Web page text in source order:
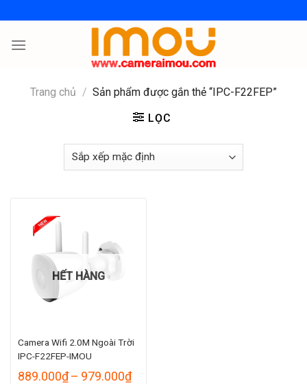
to
content
Trang chủ / Sản phẩm được gắn thẻ “IPC-F22FEP”
LỌC
HẾT HÀNG
Camera Wifi 2.0M Ngoài Trời
IPC-F22FEP-IMOU
889.000₫ – 979.000₫Khoảng